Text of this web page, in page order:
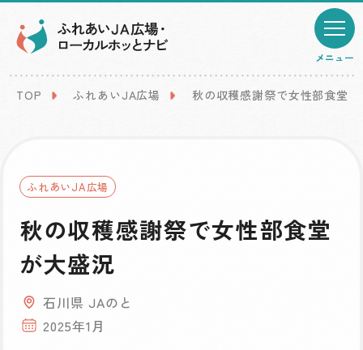
メニュー
TOP ふれあいJA広場 秋の収穫感謝祭で女性部食堂
ふれあいJA広場
秋の収穫感謝祭で女性部食堂
が大盛況
石川県 JAのと
2025年1月